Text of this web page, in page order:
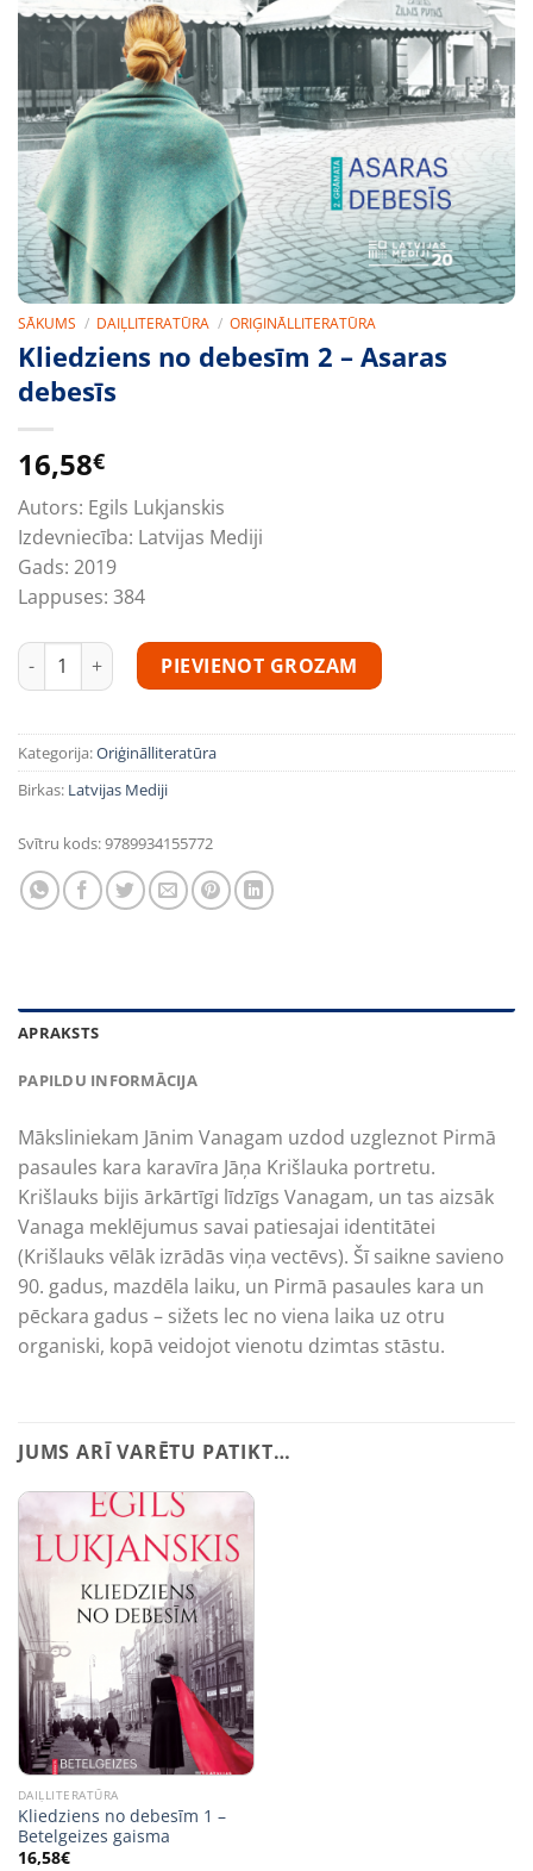
SĀKUMS / DAIĻLITERATŪRA / ORIĢINĀLLITERATŪRA
Kliedziens no debesīm 2 – Asaras
debesīs
16,58€
Autors: Egils Lukjanskis
Izdevniecība: Latvijas Mediji
Gads: 2019
Lappuses: 384
Kliedziens no debesīm 2 - Asaras debesīs daudzums
PIEVIENOT GROZAM
Kategorija:Oriģinālliteratūra
Birkas: Latvijas Mediji
Svītru kods:9789934155772
APRAKSTS
PAPILDU INFORMĀCIJA
Māksliniekam Jānim Vanagam uzdod uzgleznot Pirmā
pasaules kara karavīra Jāņa Krišlauka portretu.
Krišlauks bijis ārkārtīgi līdzīgs Vanagam, un tas aizsāk
Vanaga meklējumus savai patiesajai identitātei
(Krišlauks vēlāk izrādās viņa vectēvs). Šī saikne savieno
90. gadus, mazdēla laiku, un Pirmā pasaules kara un
pēckara gadus – sižets lec no viena laika uz otru
organiski, kopā veidojot vienotu dzimtas stāstu.
JUMS ARĪ VARĒTU PATIKT…
DAIĻLITERATŪRA
Kliedziens no debesīm 1 –
Betelgeizes gaisma
16,58€